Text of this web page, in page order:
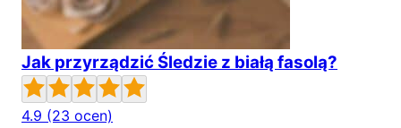
Jak przyrządzić Śledzie z białą fasolą?
4.9 (23 ocen)